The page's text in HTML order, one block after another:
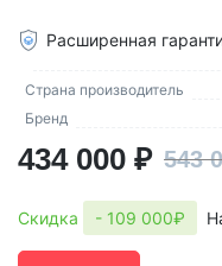
434 000 ₽ 543
Скидка - 109 000₽
Расширенная
Страна производитель
Бренд